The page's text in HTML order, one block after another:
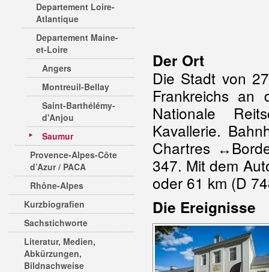
Departement Loire-
Atlantique
Departement Maine-
et-Loire
Angers
Montreuil-Bellay
Saint-Barthélémy-
d'Anjou
Saumur
Provence-Alpes-Côte
d’Azur / PACA
Rhône-Alpes
Kurzbiografien
Sachstichworte
Literatur, Medien,
Abkürzungen,
Bildnachweise
Der Ort
Die Stadt von
Frankreichs an
Nationale
Kavallerie.
Chartres
347. Mit dem
oder 61 km (D
Die Ereignisse